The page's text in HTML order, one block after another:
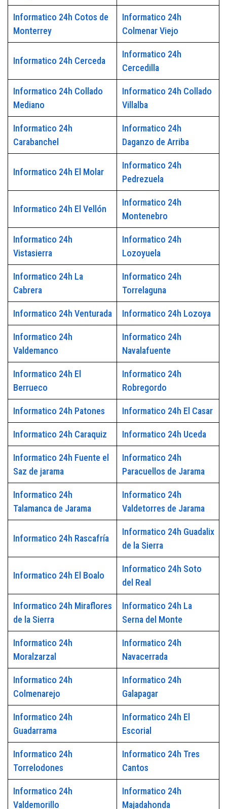
Informatico 24h Cotos de
Monterrey
Informatico 24h
Colmenar Viejo
Informatico 24h Cerceda
Informatico 24h
Cercedilla
Informatico 24h Collado
Mediano
Informatico 24h Collado
Villalba
Informatico 24h
Carabanchel
Informatico 24h
Daganzo de Arriba
Informatico 24h El Molar
Informatico 24h
Pedrezuela
Informatico 24h El Vellón
Informatico 24h
Montenebro
Informatico 24h
Vistasierra
Informatico 24h
Lozoyuela
Informatico 24h La
Cabrera
Informatico 24h
Torrelaguna
Informatico 24h Venturada Informatico 24h Lozoya
Informatico 24h
Valdemanco
Informatico 24h
Navalafuente
Informatico 24h El
Berrueco
Informatico 24h
Robregordo
Informatico 24h Patones Informatico 24h El Casar
Informatico 24h Caraquiz Informatico 24h Uceda
Informatico 24h Fuente el
Saz de jarama
Informatico 24h
Paracuellos de Jarama
Informatico 24h
Talamanca de Jarama
Informatico 24h
Valdetorres de Jarama
Informatico 24h Rascafría
Informatico 24h Guadalix
de la Sierra
Informatico 24h El Boalo
Informatico 24h Soto
del Real
Informatico 24h Miraflores
de la Sierra
Informatico 24h La
Serna del Monte
Informatico 24h
Moralzarzal
Informatico 24h
Navacerrada
Informatico 24h
Colmenarejo
Informatico 24h
Galapagar
Informatico 24h
Guadarrama
Informatico 24h El
Escorial
Informatico 24h
Torrelodones
Informatico 24h Tres
Cantos
Informatico 24h
Valdemorillo
Informatico 24h
Majadahonda